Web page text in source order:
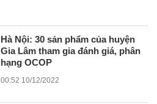
Hà Nội: 30 sản phẩm của huyện
Gia Lâm tham gia đánh giá, phân
hạng OCOP
00:52 10/12/2022